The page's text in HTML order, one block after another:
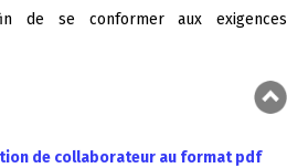
de se conformer aux exigences
de collaborateur au format pdf